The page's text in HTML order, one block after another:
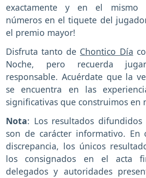
exactamente y en el mismo
números en el tiquete del
el premio mayor!
Disfruta tanto de Chontico Día
Noche, pero recuerda
responsable. Acuérdate que la
se encuentra en las
significativas que construimos en
Nota: Los resultados
son de carácter informativo. En
discrepancia, los únicos
los consignados en el acta
delegados y autoridades